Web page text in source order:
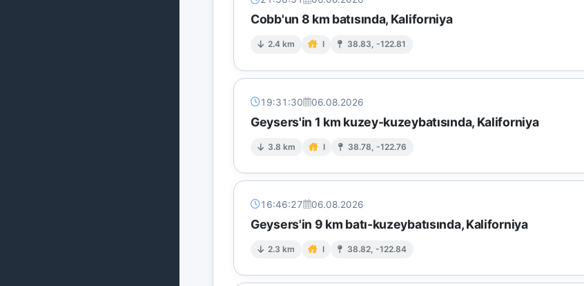
Cobb'un 8 km batısında, Kaliforniya
2.4 km I 38.83, -122.81
19:31:30 06.08.2026
Geysers'in 1 km kuzey-kuzeybatısında, Kaliforniya
3.8 km I 38.78, -122.76
16:46:27 06.08.2026
Geysers'in 9 km batı-kuzeybatısında, Kaliforniya
2.3 km I 38.82, -122.84